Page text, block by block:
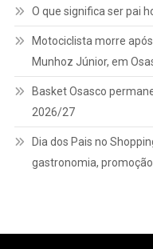
O que significa ser pai
Motociclista morre
Munhoz Júnior, em
Basket Osasco
2026/27
Dia dos Pais no
gastronomia,